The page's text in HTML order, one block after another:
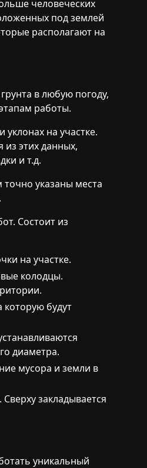
человеческих
под землей
располагают на
в любую погоду,
работы.
уклонах на участке.
из этих данных,
и т.д.
указаны места
Состоит из
на участке.
колодцы.
которую будут
диаметра.
мусора и земли в
закладывается
уникальный